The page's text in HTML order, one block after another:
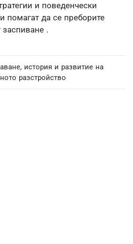
и поведенчески
помагат да се преборите
.
история и развитие на
разстройство